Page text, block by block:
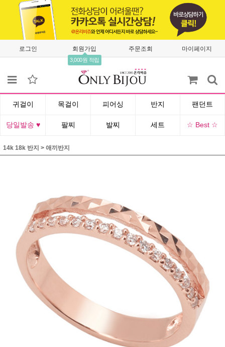
로그인 회원가입
3,000원 적립
주문조회 마이페이지
귀걸이 목걸이 피어싱 반지 팬던트
당일발송 ♥ 팔찌 발찌 세트 ☆ Best ☆
14k 18k 반지 > 애끼반지